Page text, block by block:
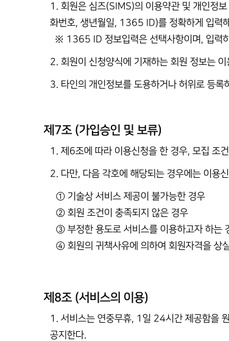
1. 회원은 심즈(SIMS)의 이용약관 및 개인정
화번호, 생년월일, 1365 ID)를 정확하게 입력
※ 1365 ID 정보입력은 선택사항이며, 입력
2. 회원이 신청양식에 기재하는 회원 정보는
3. 타인의 개인정보를 도용하거나 허위로 등
제7조 (가입승인 및 보류)
1. 제6조에 따라 이용신청을 한 경우, 모집 조
2. 다만, 다음 각호에 해당되는 경우에는 이용
① 기술상 서비스 제공이 불가능한 경우
② 회원 조건이 충족되지 않은 경우
③ 부정한 용도로 서비스를 이용하고자 하는
④ 회원의 귀책사유에 의하여 회원자격을 상
제8조 (서비스의 이용)
1. 서비스는 연중무휴, 1일 24시간 제공함을
공지한다.